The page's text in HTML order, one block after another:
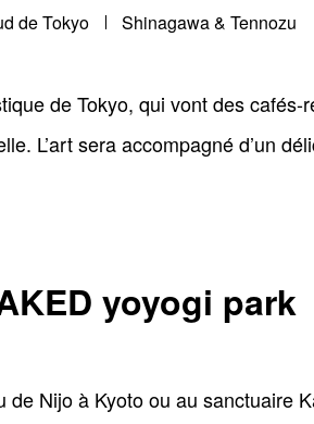
de Tokyo Shinagawa & Tennozu
de Tokyo, qui vont des cafés-
L’art sera accompagné d’un
yoyogi park
Nijo à Kyoto ou au sanctuaire